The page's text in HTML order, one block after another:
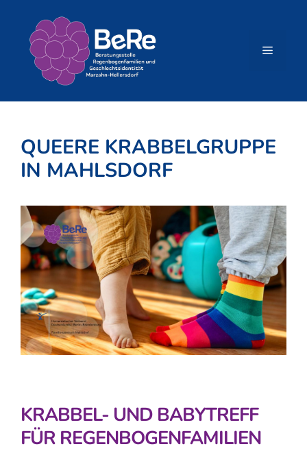
springen
Menü
QUEERE KRABBELGRUPPE
IN MAHLSDORF
KRABBEL- UND BABYTREFF
FÜR REGENBOGENFAMILIEN